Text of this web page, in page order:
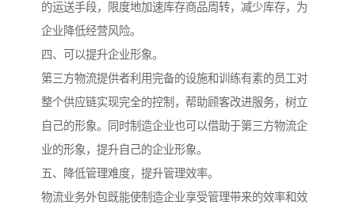
的运送手段，限度地加速库存商品周转，减少库存，为
企业降低经营风险。
四、可以提升企业形象。
第三方物流提供者利用完备的设施和训练有素的员工对
整个供应链实现完全的控制，帮助顾客改进服务，树立
自己的形象。同时制造企业也可以借助于第三方物流企
业的形象，提升自己的企业形象。
五、降低管理难度，提升管理效率。
物流业务外包既能使制造企业享受管理带来的效率和效